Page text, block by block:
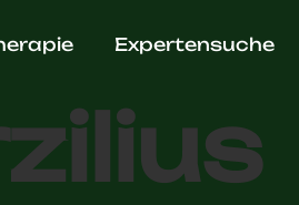
Expertensuche